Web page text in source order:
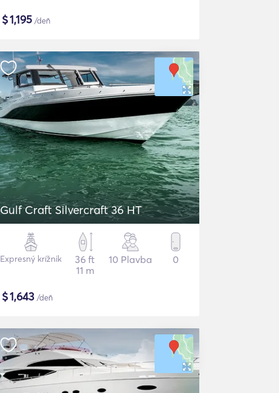
$1,195 /deň
Gulf Craft Silvercraft 36 HT
Expresný krížnik
36 ft
11 m
10 Plavba 0
$1,643 /deň